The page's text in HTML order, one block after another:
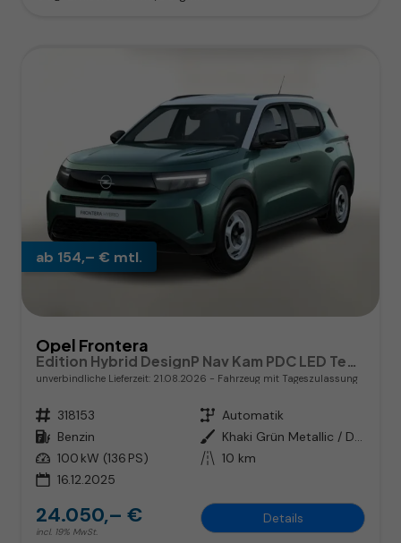
ab 154,– € mtl.
Opel Frontera
unverbindliche Lieferzeit: 21.08.2026 Fahrzeug mit Tageszulassung
Fahrzeugnr. 318153 Getriebe Automatik
Kraftstoff Benzin Außenfarbe
Khaki Grün Metallic / Dachfarbe
Leistung 100 kW (136 PS) Kilometerstand 10 km
16.12.2025
24.050,– €
incl. 19% MwSt.
Details